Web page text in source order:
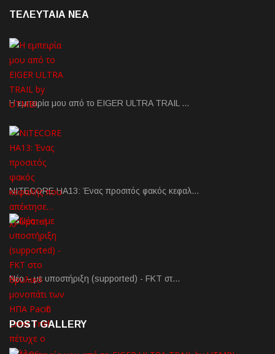
ΤΕΛΕΥΤΑΙΑ NEA
Η εμπειρία μου από το EIGER ULTRA TRAIL …
NITECORE HA13: Ένας προσιτός φακός κεφαλ…
Νέο – με υποστήριξη (supported) - FKT στ…
POST GALLERY